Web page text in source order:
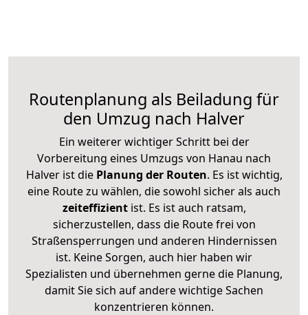
Routenplanung als Beiladung für
den Umzug nach Halver
Ein weiterer wichtiger Schritt bei der
Vorbereitung eines Umzugs von Hanau nach
Halver ist diePlanung der Routen. Es ist wichtig,
eine Route zu wählen, die sowohl sicher als auch
zeiteffizientist. Es ist auch ratsam,
sicherzustellen, dass die Route frei von
Straßensperrungen und anderen Hindernissen
ist. Keine Sorgen, auch hier haben wir
Spezialisten und übernehmen gerne die Planung,
damit Sie sich auf andere wichtige Sachen
konzentrieren können.